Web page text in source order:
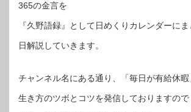
365の金言を
『久野語録』として日めくりカレンダーに
日解説していきます。
チャンネル名にある通り、「毎日が有給休
生き方のツボとコツを発信しておりますので